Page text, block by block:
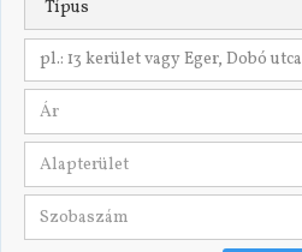
pl.: 13 kerület vagy Eger, Dobó utca